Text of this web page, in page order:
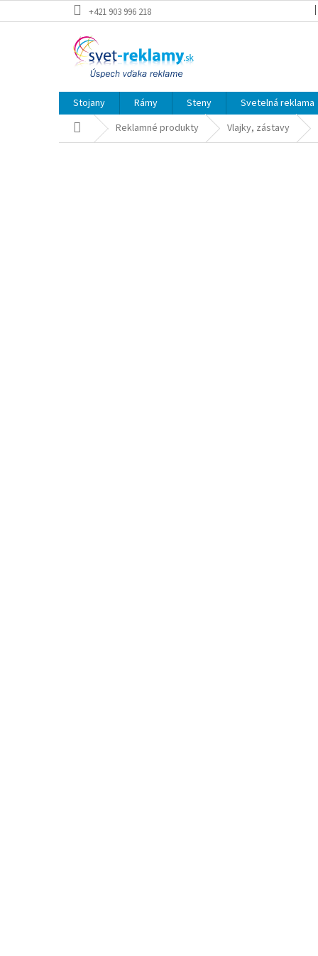
na
+421 903 996 218
Stojany Rámy Steny Svetelná reklama
DomovReklamné produkty Vlajky, zástavy